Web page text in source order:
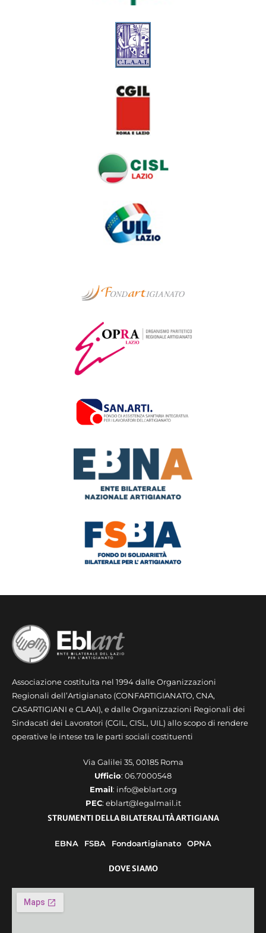
Associazione costituita nel 1994 dalle Organizzazioni
Regionali dell’Artigianato (CONFARTIGIANATO, CNA,
CASARTIGIANI e CLAAI), e dalle Organizzazioni Regionali dei
Sindacati dei Lavoratori (CGIL, CISL, UIL) allo scopo di rendere
operative le intese tra le parti sociali costituenti
Via Galilei 35, 00185 Roma
Ufficio: 06.7000548
Email: info@eblart.org
PEC: eblart@legalmail.it
STRUMENTI DELLA BILATERALITÀ ARTIGIANA
EBNA FSBA Fondoartigianato OPNA
DOVE SIAMO